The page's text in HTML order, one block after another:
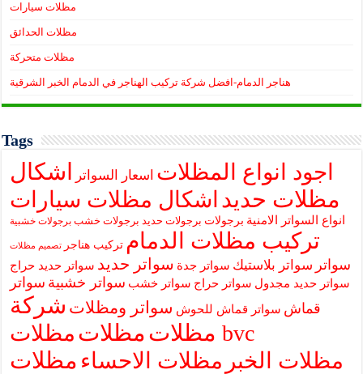
مظلات سيارات
مظلات الحدائق
مظلات متحركة
هناجر الدمام-افضل شركة تركيب الهناجر في الدمام الخبر الشرقية
Tags
اجود انواع المظلات اسعار السواتر
اشكال
مظلات حديد اشكال مظلات سيارات
انواع السواتر الامنية برجولات برجولات حديد برجولات خشب برجولات خشبية
تركيب مظلات الدمام تركيب هناجر تصميم مظلات
سواتر سواتر بلاستيك سواتر جدة سواتر حديد سواتر حديد حراج
سواتر حديد مجدول سواتر حراج سواتر خشب سواتر خشبية سواتر
قماش سواتر قماش للحوش سواتر ومظلات شركة
مظلاتمظلات
مظلات bvc
مظلات الخبر مظلات الاحساء مظلات